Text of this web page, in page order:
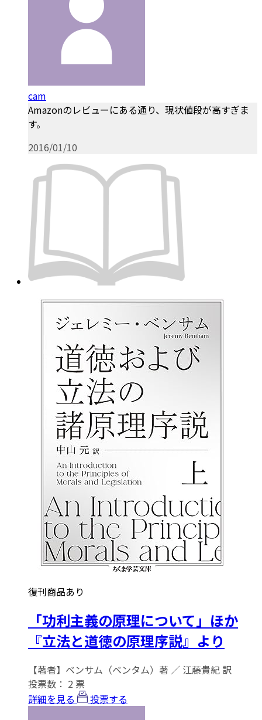
cam
Amazonのレビューにある通り、現状値段が高すぎま
す。
2016/01/10
復刊商品あり
「功利主義の原理について」ほか
『立法と道徳の原理序説』より
【著者】ベンサム（ベンタム）著 ／ 江藤貴紀 訳
投票数： 2票
詳細を見る
投票する